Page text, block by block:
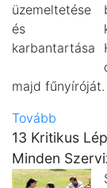
majd fűnyíróját.
Tovább
13 Kritikus
Minden